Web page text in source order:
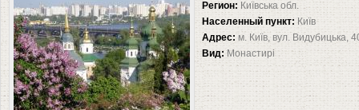
Регион: Київська обл.
Населенный пункт: Київ
Адрес: м. Київ, вул. Видубицька,
Вид:Монастирі